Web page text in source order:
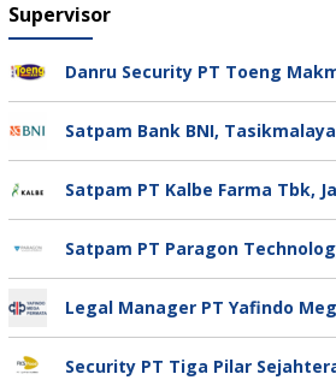
Supervisor
Satpam Bank BNI, Tasikmalaya